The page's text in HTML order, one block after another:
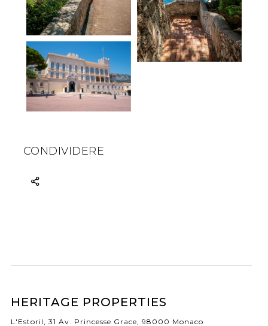
CONDIVIDERE
HERITAGE PROPERTIES
L'Estoril, 31 Av. Princesse Grace, 98000 Monaco